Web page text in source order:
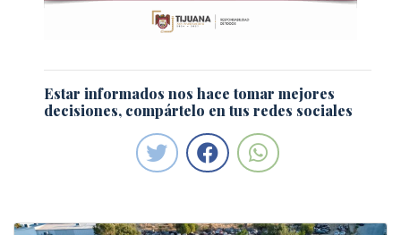
Estar informados nos hace tomar mejores
decisiones, compártelo en tus redes sociales